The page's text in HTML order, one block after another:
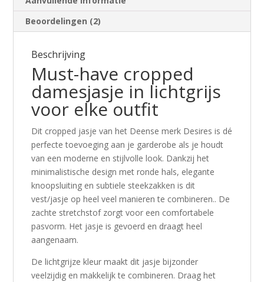
Beoordelingen (2)
Beschrijving
Must-have cropped
damesjasje in lichtgrijs
voor elke outfit
Dit cropped jasje van het Deense merk Desires is dé
perfecte toevoeging aan je garderobe als je houdt
van een moderne en stijlvolle look. Dankzij het
minimalistische design met ronde hals, elegante
knoopsluiting en subtiele steekzakken is dit
vest/jasje op heel veel manieren te combineren.. De
zachte stretchstof zorgt voor een comfortabele
pasvorm. Het jasje is gevoerd en draagt heel
aangenaam.
De lichtgrijze kleur maakt dit jasje bijzonder
veelzijdig en makkelijk te combineren. Draag het